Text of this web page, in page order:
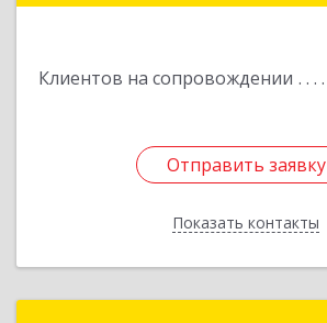
Клиентов на сопровождении
Отправить заявку
Показать контакты
Отправить заявку
Назад